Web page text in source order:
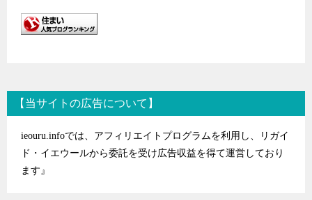
【当サイトの広告について】
ieouru.infoでは、アフィリエイトプログラムを利用し、リガイ
ド・イエウールから委託を受け広告収益を得て運営しており
ます』